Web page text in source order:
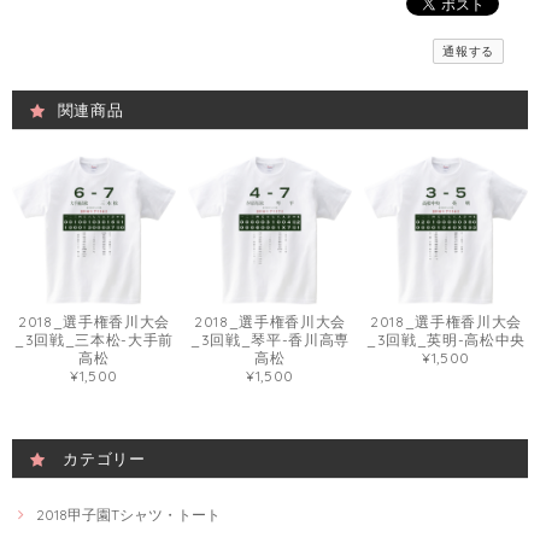
通報する
関連商品
2018_選手権香川大会
_3回戦_三本松-大手前
高松
¥1,500
2018_選手権香川大会
_3回戦_琴平-香川高専
高松
¥1,500
2018_選手権香川大会
_3回戦_英明-高松中央
¥1,500
カテゴリー
2018甲子園Tシャツ・トート